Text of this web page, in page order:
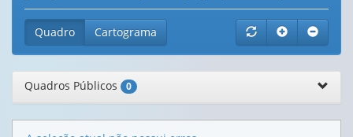
Quadro Cartograma
Quadros Públicos 0